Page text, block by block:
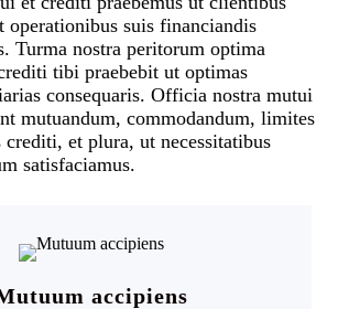
operationibus suis financiandis
Turma nostra peritorum optima
tibi praebebit ut optimas
consequaris. Officia nostra mutui
mutuandum, commodandum, limites
et plura, ut necessitatibus
satisfaciamus.
accipiens